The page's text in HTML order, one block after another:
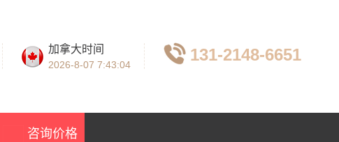
加拿大时间
2026-8-07 7:43:05
131-2148-6651
咨询价格